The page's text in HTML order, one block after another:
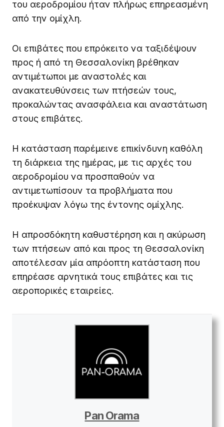
του αεροδρομίου ήταν πλήρως επηρεασμένη
από την ομίχλη.
Οι επιβάτες που επρόκειτο να ταξιδέψουν
προς ή από τη Θεσσαλονίκη βρέθηκαν
αντιμέτωποι με αναστολές και
ανακατευθύνσεις των πτήσεών τους,
προκαλώντας ανασφάλεια και αναστάτωση
στους επιβάτες.
Η κατάσταση παρέμεινε επικίνδυνη καθόλη
τη διάρκεια της ημέρας, με τις αρχές του
αεροδρομίου να προσπαθούν να
αντιμετωπίσουν τα προβλήματα που
προέκυψαν λόγω της έντονης ομίχλης.
Η απροσδόκητη καθυστέρηση και η ακύρωση
των πτήσεων από και προς τη Θεσσαλονίκη
αποτέλεσαν μία απρόοπτη κατάσταση που
επηρέασε αρνητικά τους επιβάτες και τις
αεροπορικές εταιρείες.
Pan Orama